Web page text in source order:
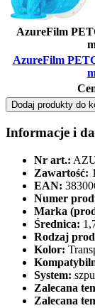
AzureFilm
AzureFilm
Dodaj produkty do
Informacje i
Nr art.:
Zawartość:
EAN:
Numer
Marka
Średnica:
Rodzaj
Kolor:
System:
Zalecana
Zalecana